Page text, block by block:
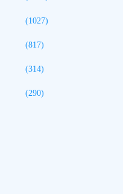
(1027)
(817)
(314)
(290)